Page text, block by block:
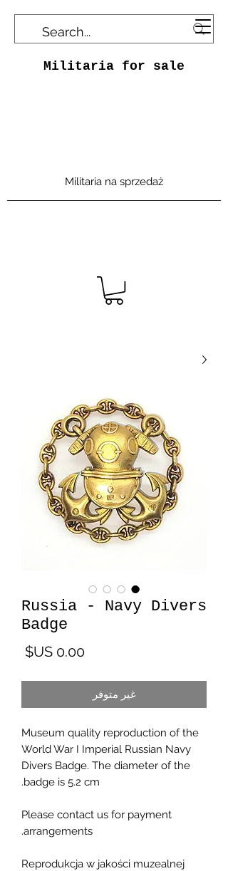
Militaria for sale
Militaria na sprzedaż
Russia - Navy Divers
Badge
غير متوفر
Museum quality reproduction of the
World War I Imperial Russian Navy
Divers Badge. The diameter of the
badge is 5.2 cm.
Please contact us for payment
arrangements.
Reprodukcja w jakości muzealnej